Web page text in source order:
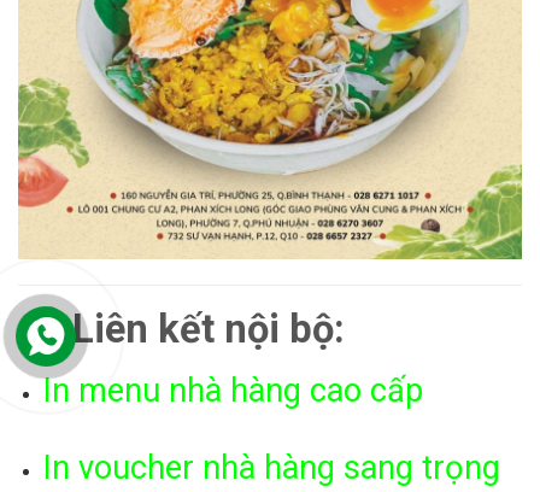
Liên kết nội bộ:
In menu nhà hàng cao cấp
In voucher nhà hàng sang trọng